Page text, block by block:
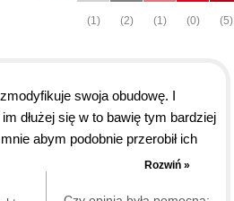
(5)
(0)
(1)
(2)
(1)
swoja obudowę. I
dłużej się w to bawię tym bardziej
abym podobnie przerobił ich
Rozwiń »